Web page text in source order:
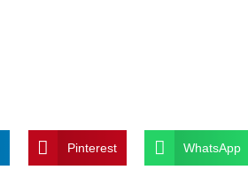
Pinterest WhatsApp